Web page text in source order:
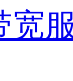
宽